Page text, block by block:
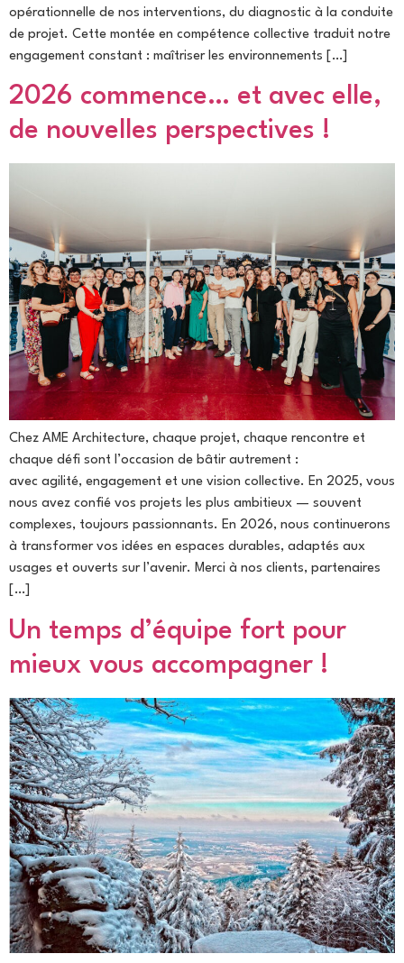
opérationnelle de nos interventions, du diagnostic à la conduite
de projet. Cette montée en compétence collective traduit notre
engagement constant : maîtriser les environnements […]
2026 commence… et avec elle,
de nouvelles perspectives !
Chez AME Architecture, chaque projet, chaque rencontre et
chaque défi sont l’occasion de bâtir autrement :
avec agilité, engagement et une vision collective. En 2025, vous
nous avez confié vos projets les plus ambitieux — souvent
complexes, toujours passionnants. En 2026, nous continuerons
à transformer vos idées en espaces durables, adaptés aux
usages et ouverts sur l’avenir. Merci à nos clients, partenaires
[…]
Un temps d’équipe fort pour
mieux vous accompagner !